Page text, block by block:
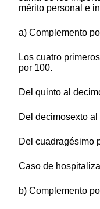
mérito personal e
a) Complemento
Los cuatro
por 100.
Del quinto al
Del decimosexto
Del cuadragésimo
Caso de
b) Complemento